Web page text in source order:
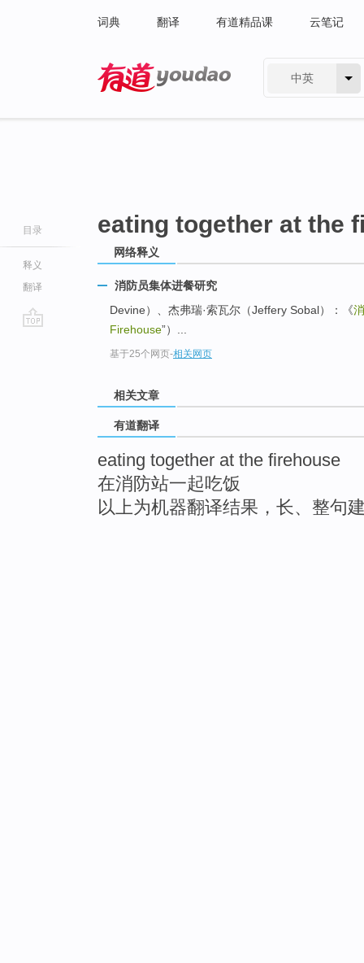
词典 翻译 有道精品课 云笔记
中英
目录
释义
翻译
eating together at the
网络释义
消防员集体进餐研究
Devine）、杰弗瑞·索瓦尔（Jeffery Sobal）：《
Firehouse”）...
基于25个网页-相关网页
相关文章
有道翻译
eating together at the firehouse
在消防站一起吃饭
以上为机器翻译结果，长、整句